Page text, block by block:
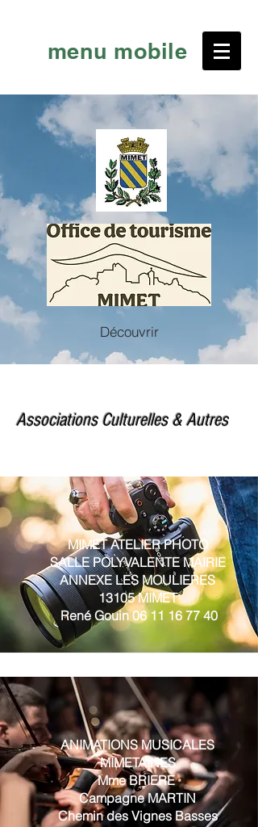
menu mobile
Découvrir
Associations Culturelles & Autres
MIMET ATELIER PHOTO
SALLE POLYVALENTE MAIRIE
ANNEXE LES MOULIERES
13105 MIMET
René Gouin 06 11 16 77 40
ANIMATIONS MUSICALES
MIMETAINES
Mme BRIERE
Campagne MARTIN
Chemin des Vignes Basses